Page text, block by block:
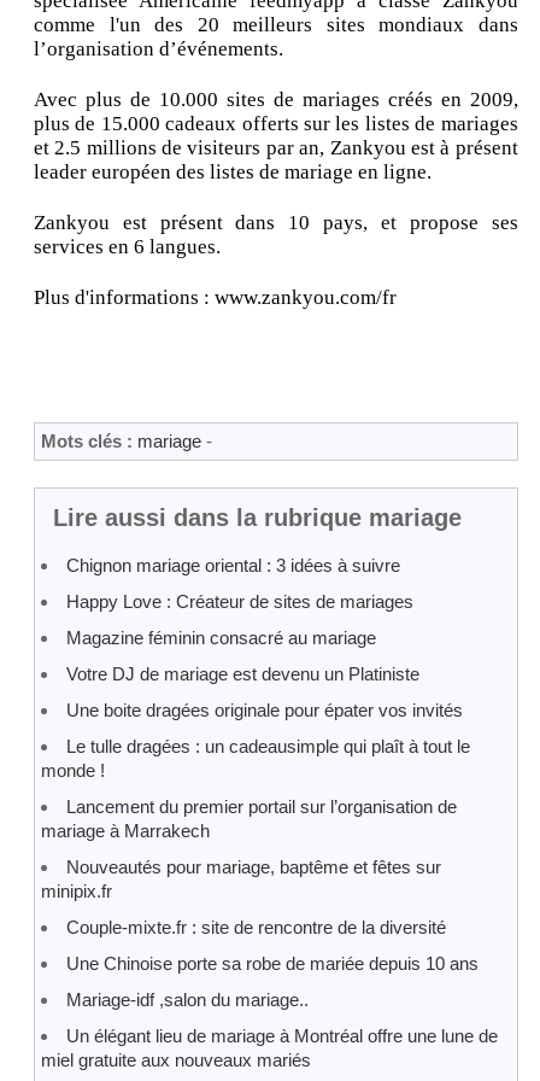
comme l'un des 20 meilleurs sites mondiaux dans
l’organisation d’événements.
Avec plus de 10.000 sites de mariages créés en 2009,
plus de 15.000 cadeaux offerts sur les listes de mariages
et 2.5 millions de visiteurs par an, Zankyou est à présent
leader européen des listes de mariage en ligne.
Zankyou est présent dans 10 pays, et propose ses
services en 6 langues.
Plus d'informations : www.zankyou.com/fr
Mots clés : mariage -
Lire aussi dans la rubrique mariage
Chignon mariage oriental : 3 idées à suivre
Happy Love : Créateur de sites de mariages
Magazine féminin consacré au mariage
Votre DJ de mariage est devenu un Platiniste
Une boite dragées originale pour épater vos invités
Le tulle dragées : un cadeausimple qui plaît à tout le
monde !
Lancement du premier portail sur l’organisation de
mariage à Marrakech
Nouveautés pour mariage, baptême et fêtes sur
minipix.fr
Couple-mixte.fr : site de rencontre de la diversité
Une Chinoise porte sa robe de mariée depuis 10 ans
Mariage-idf ,salon du mariage..
Un élégant lieu de mariage à Montréal offre une lune de
miel gratuite aux nouveaux mariés